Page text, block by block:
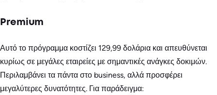
Premium
Αυτό το πρόγραμμα κοστίζει 129,99 δολάρια και απευθύνεται
κυρίως σε μεγάλες εταιρείες με σημαντικές ανάγκες δοκιμών.
Περιλαμβάνει τα πάντα στο business, αλλά προσφέρει
μεγαλύτερες δυνατότητες. Για παράδειγμα: